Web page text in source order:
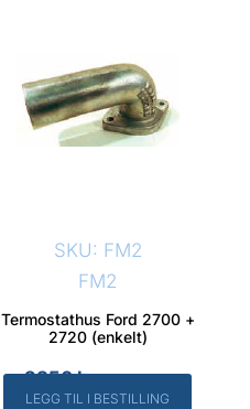
SKU: FM2
FM2
Termostathus Ford 2700 +
2720 (enkelt)
2350kr Inkl. MVA
LEGG TIL I BESTILLING